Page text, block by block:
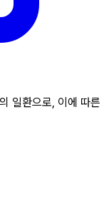
일환으로, 이에 따른